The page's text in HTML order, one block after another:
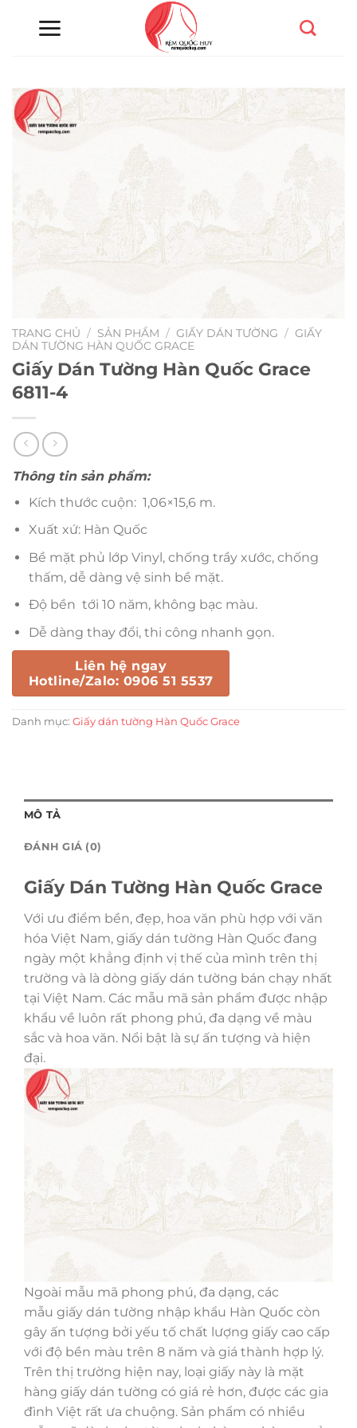
TRANG CHỦ / SẢN PHẨM / GIẤY DÁN TƯỜNG / GIẤY
DÁN TƯỜNG HÀN QUỐC GRACE
Giấy Dán Tường Hàn Quốc Grace
6811-4
Thông tin sản phẩm:
Kích thước cuộn: 1,06×15,6 m.
Xuất xứ: Hàn Quốc
Bề mặt phủ lớp Vinyl, chống trầy xước, chống
thấm, dễ dàng vệ sinh bề mặt.
Độ bền tới 10 năm, không bạc màu.
Dễ dàng thay đổi, thi công nhanh gọn.
Liên hệ ngay
Hotline/Zalo: 0906 51 5537
Danh mục: Giấy dán tường Hàn Quốc Grace
MÔ TẢ
ĐÁNH GIÁ (0)
Giấy Dán Tường Hàn Quốc Grace
Với ưu điểm bền, đẹp, hoa văn phù hợp với văn
hóa Việt Nam, giấy dán tường Hàn Quốc đang
ngày một khẳng định vị thế của mình trên thị
trường và là dòng giấy dán tường bán chạy nhất
tại Việt Nam. Các mẫu mã sản phẩm được nhập
khẩu về luôn rất phong phú, đa dạng về màu
sắc và hoa văn. Nổi bật là sự ấn tượng và hiện
đại.
Ngoài mẫu mã phong phú, đa dạng, các
mẫu giấy dán tường nhập khẩu Hàn Quốc còn
gây ấn tượng bởi yếu tố chất lượng giấy cao cấp
với độ bền màu trên 8 năm và giá thành hợp lý.
Trên thị trường hiện nay, loại giấy này là mặt
hàng giấy dán tường có giá rẻ hơn, được các gia
đình Việt rất ưa chuộng. Sản phẩm có nhiều